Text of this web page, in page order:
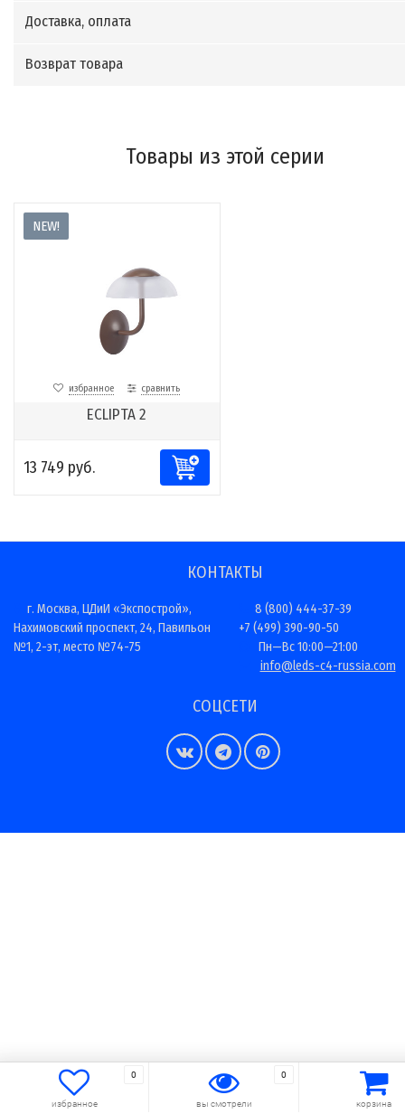
Доставка, оплата
Возврат товара
Товары из этой серии
NEW!
избранное сравнить
ECLIPTA 2
13 749 руб.
КОНТАКТЫ
г. Москва, ЦДиИ «Экспострой»,
Нахимовский проспект, 24, Павильон
№1, 2-эт, место №74-75
8 (800) 444-37-39
+7 (499) 390-90-50
Пн—Вс 10:00—21:00
info@leds-c4-russia.com
СОЦСЕТИ
0
избранное
0
вы смотрели корзина